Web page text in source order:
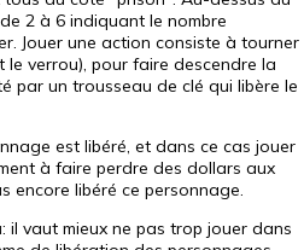
2 à 6 indiquant le nombre
Jouer une action consiste à tourner
verrou), pour faire descendre la
par un trousseau de clé qui libère le
est libéré, et dans ce cas jouer
à faire perdre des dollars aux
encore libéré ce personnage.
il vaut mieux ne pas trop jouer dans